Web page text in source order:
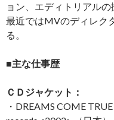
ョン、エディトリアルの
最近ではMVのディレク
る。
■主な仕事歴
ＣＤジャケット：
・DREAMS COME